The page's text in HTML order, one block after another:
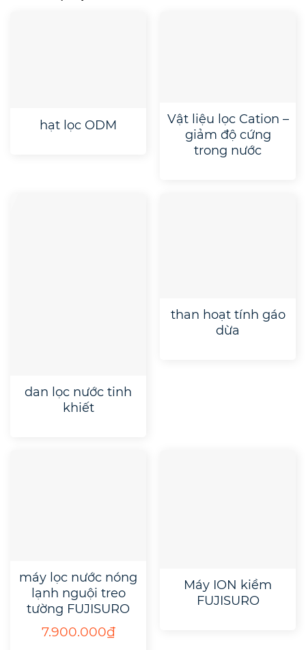
hạt lọc ODM
Vật liệu lọc Cation –
giảm độ cứng
trong nước
dan lọc nước tinh
khiết
than hoạt tính gáo
dừa
máy lọc nước nóng
lạnh nguội treo
tường FUJISURO
7.900.000₫
Máy ION kiềm
FUJISURO